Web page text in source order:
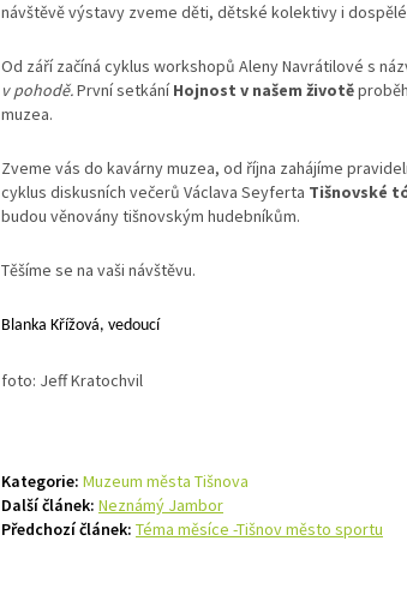
návštěvě výstavy zveme děti, dětské kolektivy i
Od září začíná cyklus workshopů Aleny Navrátilové s
v pohodě.První setkáníHojnost v našem životě
muzea.
Zveme vás do kavárny muzea, od října zahájíme
cyklus diskusních večerů Václava Seyferta Tišnovské
budou věnovány tišnovským hudebníkům.
Těšíme se na vaši návštěvu.
Blanka Křížová, vedoucí
foto: Jeff Kratochvil
Kategorie: Muzeum města Tišnova
Další článek: Neznámý Jambor
Předchozí článek: Téma měsíce -Tišnov město sportu